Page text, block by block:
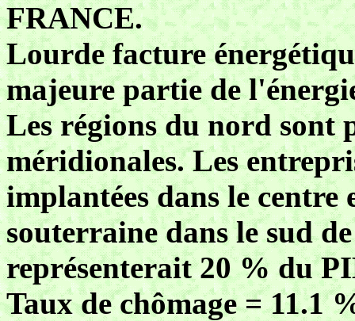
FRANCE.
Lourde facture
majeure partie de
Les régions du nord sont
méridionales. Les
implantées dans le
souterraine dans le sud
représenterait 20 % du
Taux de chômage = 11.1